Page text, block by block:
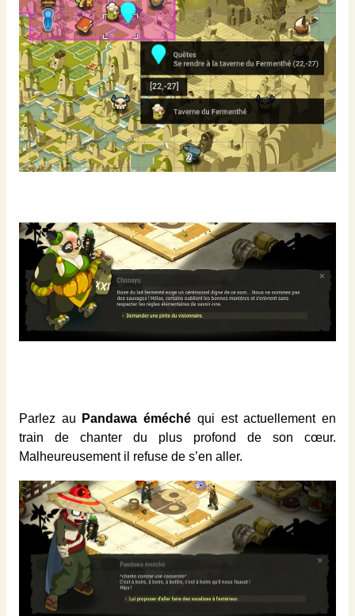
Parlez au Pandawa éméché qui est actuellement en
train de chanter du plus profond de son cœur.
Malheureusement il refuse de s’en aller.